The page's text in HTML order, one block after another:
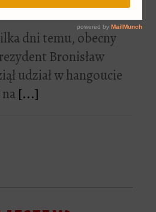
dni temu, obecny
Bronisław
udział w hangoucie
[...]